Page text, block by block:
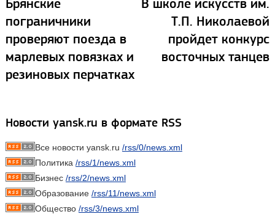
Брянские
пограничники
проверяют поезда в
марлевых повязках и
резиновых перчатках
В школе искусcтв им.
Т.П. Николаевой
пройдет конкурс
восточных танцев
Новости yansk.ru в формате RSS
Все новости yansk.ru /rss/0/news.xml
Политика /rss/1/news.xml
Бизнес /rss/2/news.xml
Образование /rss/11/news.xml
Общество /rss/3/news.xml